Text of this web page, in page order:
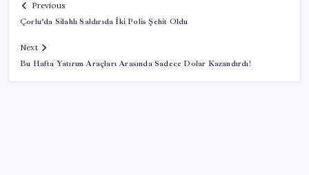
Previous
Çorlu’da Silahlı Saldırıda İki Polis Şehit Oldu
Next
Bu Hafta Yatırım Araçları Arasında Sadece Dolar Kazandırdı!